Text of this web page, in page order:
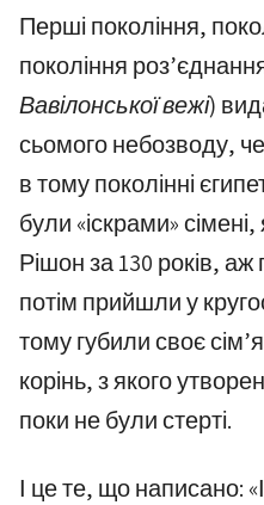
Перші покоління,
покоління
Вавілонської вежі)
сьомого небозводу,
в тому поколінні
були «іскрами»
Рішон за 130 років,
потім прийшли у
тому губили своє
корінь, з якого
поки не були стерті.
І це те, що написано: